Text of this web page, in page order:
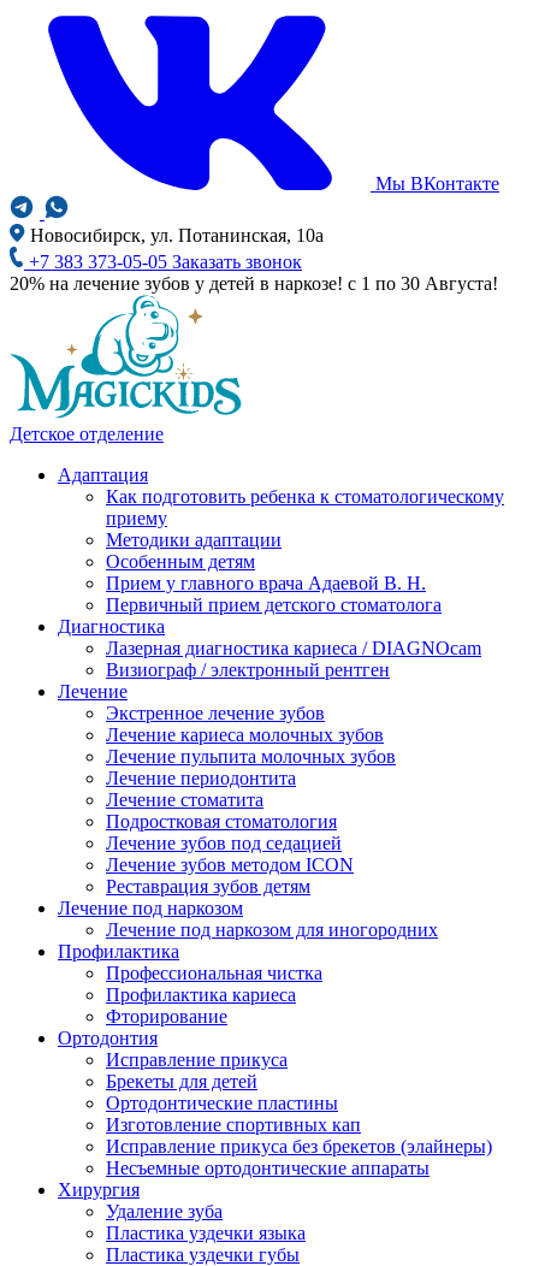
Мы ВКонтакте
Новосибирск, ул. Потанинская, 10а
+7 383 373-05-05 Заказать звонок
20% на лечение зубов у детей в наркозе! с 1 по 30 Августа!
Детское отделение
Адаптация
Как подготовить ребенка к стоматологическому
приему
Методики адаптации
Особенным детям
Прием у главного врача Адаевой В. Н.
Первичный прием детского стоматолога
Диагностика
Лазерная диагностика кариеса / DIAGNOcam
Визиограф / электронный рентген
Лечение
Экстренное лечение зубов
Лечение кариеса молочных зубов
Лечение пульпита молочных зубов
Лечение периодонтита
Лечение стоматита
Подростковая стоматология
Лечение зубов под седацией
Лечение зубов методом ICON
Реставрация зубов детям
Лечение под наркозом
Лечение под наркозом для иногородних
Профилактика
Профессиональная чистка
Профилактика кариеса
Фторирование
Ортодонтия
Исправление прикуса
Брекеты для детей
Ортодонтические пластины
Изготовление спортивных кап
Исправление прикуса без брекетов (элайнеры)
Несъемные ортодонтические аппараты
Хирургия
Удаление зуба
Пластика уздечки языка
Пластика уздечки губы